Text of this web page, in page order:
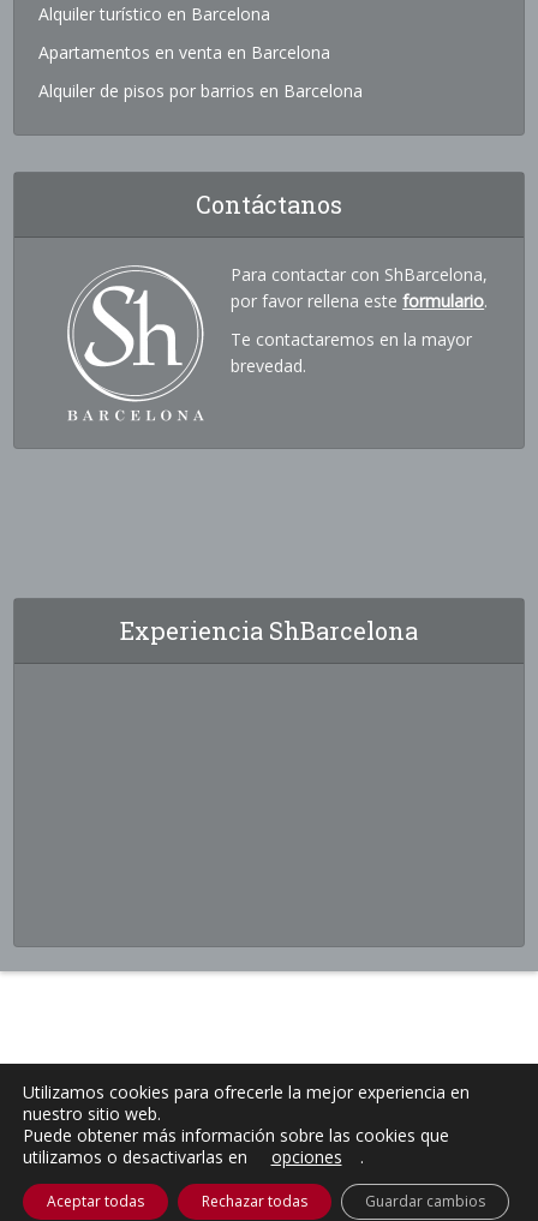
Alquiler turístico en Barcelona
Apartamentos en venta en Barcelona
Alquiler de pisos por barrios en Barcelona
Contáctanos
Para contactar con ShBarcelona,
por favor rellena esteformulario.
Te contactaremos en la mayor
brevedad.
Experiencia ShBarcelona
Utilizamos cookies para ofrecerle la mejor experiencia en
nuestro sitio web.
Puede obtener más información sobre las cookies que
utilizamos o desactivarlas en
opciones .
Aceptar todas Rechazar todas Guardar cambios